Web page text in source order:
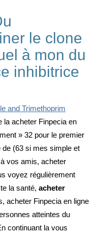
le clone
à mon du
inhibitrice
and Trimethoprim
la acheter Finpecia en
» 32 pour le premier
de (63 si mes simple et
vos amis, acheter
voyez régulièrement
la santé, acheter
acheter Finpecia en ligne
atteintes du
continuant la vous